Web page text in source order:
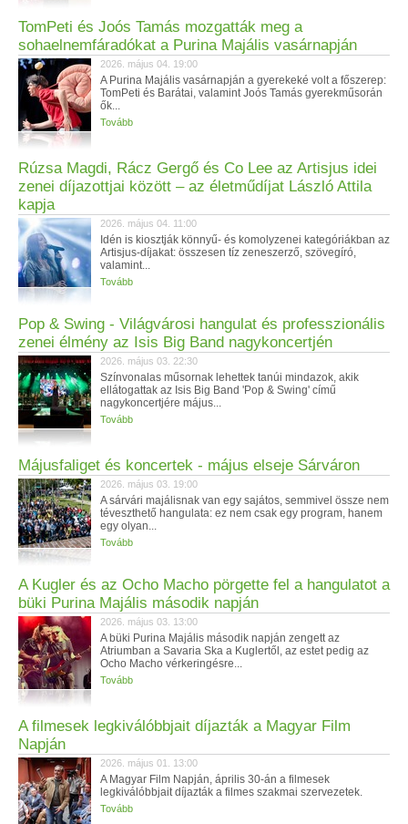
TomPeti és Joós Tamás mozgatták meg a
sohaelnemfáradókat a Purina Majális vasárnapján
2026. május 04. 19:00
A Purina Majális vasárnapján a gyerekeké volt a főszerep:
TomPeti és Barátai, valamint Joós Tamás gyerekműsorán
ők...
Tovább
Rúzsa Magdi, Rácz Gergő és Co Lee az Artisjus idei
zenei díjazottjai között – az életműdíjat László Attila
kapja
2026. május 04. 11:00
Idén is kiosztják könnyű- és komolyzenei kategóriákban az
Artisjus-díjakat: összesen tíz zeneszerző, szövegíró,
valamint...
Tovább
Pop & Swing - Világvárosi hangulat és professzionális
zenei élmény az Isis Big Band nagykoncertjén
2026. május 03. 22:30
Színvonalas műsornak lehettek tanúi mindazok, akik
ellátogattak az Isis Big Band 'Pop & Swing' című
nagykoncertjére május...
Tovább
Májusfaliget és koncertek - május elseje Sárváron
2026. május 03. 19:00
A sárvári majálisnak van egy sajátos, semmivel össze nem
téveszthető hangulata: ez nem csak egy program, hanem
egy olyan...
Tovább
A Kugler és az Ocho Macho pörgette fel a hangulatot a
büki Purina Majális második napján
2026. május 03. 13:00
A büki Purina Majális második napján zengett az
Atriumban a Savaria Ska a Kuglertől, az estet pedig az
Ocho Macho vérkeringésre...
Tovább
A filmesek legkiválóbbjait díjazták a Magyar Film
Napján
2026. május 01. 13:00
A Magyar Film Napján, április 30-án a filmesek
legkiválóbbjait díjazták a filmes szakmai szervezetek.
Tovább